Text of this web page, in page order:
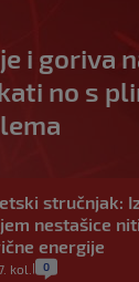
i goriva
no s
stručnjak:
nestašice
energije
kol. 0